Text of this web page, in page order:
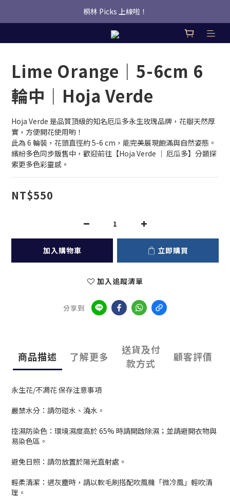
桐林 Picks 上線啦！
桐林 Picks 上線啦！
✿桐林Fleur✿  Uber Eats即點即送🛵
Lime Orange｜5-6cm 6
輪中｜Hoja Verde
Hoja Verde 是品質頂級的知名厄瓜多永生玫瑰品牌，花瓣天然厚
實，方便開花使用喲！
此為 6 輪裝，花頭直徑約 5-6 cm，能完美展現飽滿與自然姿態。
繽紛多色同步販售中，歡迎前往【Hoja Verde ｜ 厄瓜多】分類探
索更多色彩靈感。
NT$550
加入購物車 立即購買
加入追蹤清單
分享到
商品描述 了解更多
送貨及付
款方式
顧客評價
永生花/不凋花 保存注意事項
嚴禁水分：請勿碰水、澆水。
控濕防染色：環境濕度高於 65% 時請開啟除濕；並請避開衣物與
易染色區。
避免日照：請勿放置於陽光直射處。
輕柔清潔：遇灰塵時，請以軟毛刷搭配吹風機「微冷風」輕吹清
理。